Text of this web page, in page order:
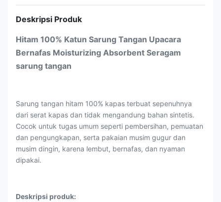
Deskripsi Produk
Hitam 100% Katun Sarung Tangan Upacara
Bernafas Moisturizing Absorbent Seragam
sarung tangan
Sarung tangan hitam 100% kapas terbuat sepenuhnya
dari serat kapas dan tidak mengandung bahan sintetis.
Cocok untuk tugas umum seperti pembersihan, pemuatan
dan pengungkapan, serta pakaian musim gugur dan
musim dingin, karena lembut, bernafas, dan nyaman
dipakai.
Deskripsi produk: